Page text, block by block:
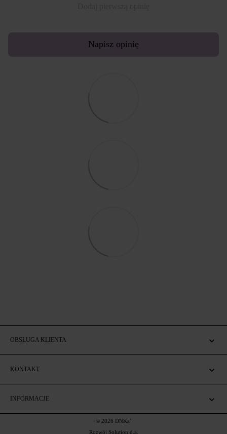
Napisz opinię
OBSŁUGA KLIENTA
KONTAKT
INFORMACJE
© 2026 DNKa’
Rozwój Solution d.a.